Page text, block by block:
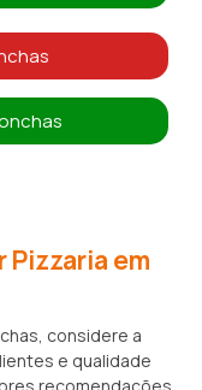
Pizzaria em
considere a
e qualidade